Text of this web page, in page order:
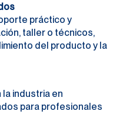
práctico y
taller o técnicos,
del producto y la
industria en
para profesionales